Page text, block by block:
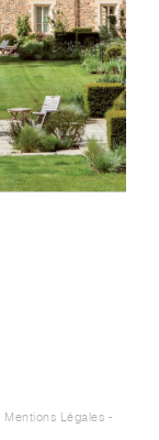
Mentions Légales -